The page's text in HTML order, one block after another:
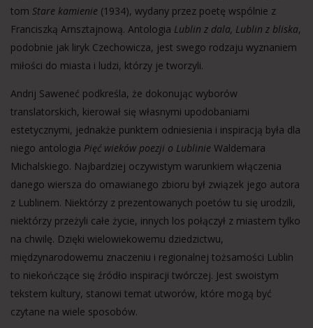
tom Stare kamienie (1934), wydany przez poetę wspólnie z
Franciszką Arnsztajnową. Antologia Lublin z dala, Lublin z bliska,
podobnie jak liryk Czechowicza, jest swego rodzaju wyznaniem
miłości do miasta i ludzi, którzy je tworzyli.
Andrij Saweneć podkreśla, że dokonując wyborów
translatorskich, kierował się własnymi upodobaniami
estetycznymi, jednakże punktem odniesienia i inspiracją była dla
niego antologia Pięć wieków poezji o Lublinie Waldemara
Michalskiego. Najbardziej oczywistym warunkiem włączenia
danego wiersza do omawianego zbioru był związek jego autora
z Lublinem. Niektórzy z prezentowanych poetów tu się urodzili,
niektórzy przeżyli całe życie, innych los połączył z miastem tylko
na chwilę. Dzięki wielowiekowemu dziedzictwu,
międzynarodowemu znaczeniu i regionalnej tożsamości Lublin
to niekończące się źródło inspiracji twórczej. Jest swoistym
tekstem kultury, stanowi temat utworów, które mogą być
czytane na wiele sposobów.